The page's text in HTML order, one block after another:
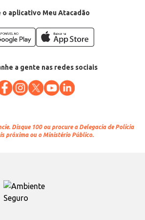
o aplicativo Meu Atacadão
a gente nas redes sociais
Disque 100 ou procure a Delegacia de Polícia
próxima ou o Ministério Público.